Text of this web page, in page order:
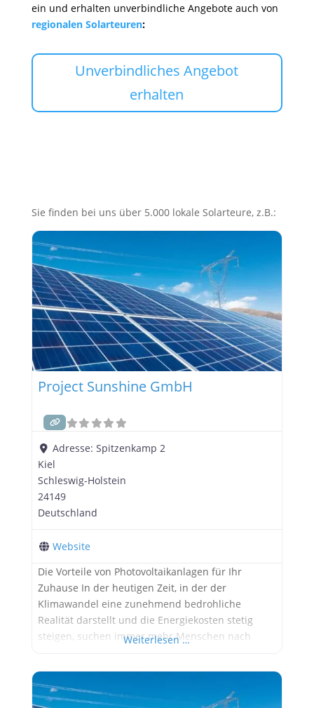
ein und erhalten unverbindliche Angebote auch von
regionalen Solarteuren:
Unverbindliches Angebot
erhalten
Sie finden bei uns über 5.000 lokale Solarteure, z.B.:
Project Sunshine GmbH
Adresse:Spitzenkamp 2
Kiel
Schleswig-Holstein
24149
Deutschland
Website
Die Vorteile von Photovoltaikanlagen für Ihr
Zuhause In der heutigen Zeit, in der der
Klimawandel eine zunehmend bedrohliche
Realität darstellt und die Energiekosten stetig
steigen, suchen immer mehr Menschen nach
Energieversorgung. Eine dieser Lösungen sind
Photovoltaikanlagen, die es ermöglichen,
Sonnenenergie in saubere und kostengünstige
Weiterlesen …